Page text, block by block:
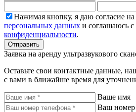
Нажимая кнопку, я даю согласие на
персональных данных и соглашаюсь с
конфиденциальности.
Отправить
Заявка на аренду ультразвукового
Оставьте свои контактные данные,
с вами в ближайше время для
Ваше имя
Ваш номер